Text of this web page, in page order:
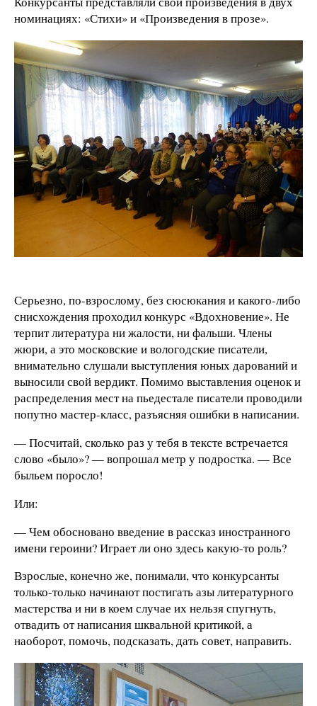
номинациях: «Стихи» и «Произведения в прозе».
Серьезно, по-взрослому, без сюсюкания и какого-либо
снисхождения проходил конкурс «Вдохновение». Не
терпит литература ни жалости, ни фальши. Члены
жюри, а это московские и вологодские писатели,
внимательно слушали выступления юных дарований и
выносили свой вердикт. Помимо выставления оценок и
распределения мест на пьедестале писатели проводили
попутно мастер-класс, разъясняя ошибки в написании.
— Посчитай, сколько раз у тебя в тексте встречается
слово «было»? — вопрошал метр у подростка. — Все
быльем поросло!
Или:
— Чем обосновано введение в рассказ иностранного
имени героини? Играет ли оно здесь какую-то роль?
Взрослые, конечно же, понимали, что конкурсанты
только-только начинают постигать азы литературного
мастерства и ни в коем случае их нельзя спугнуть,
отвадить от написания шквальной критикой, а
наоборот, помочь, подсказать, дать совет, направить.